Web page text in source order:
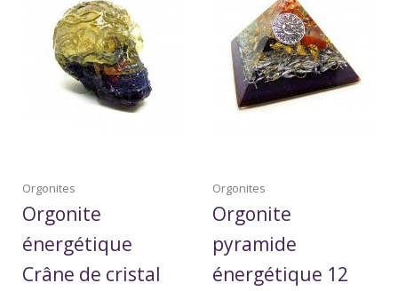
Orgonites
Orgonite
énergétique
Crâne de cristal
Orgonites
Orgonite
pyramide
énergétique 12